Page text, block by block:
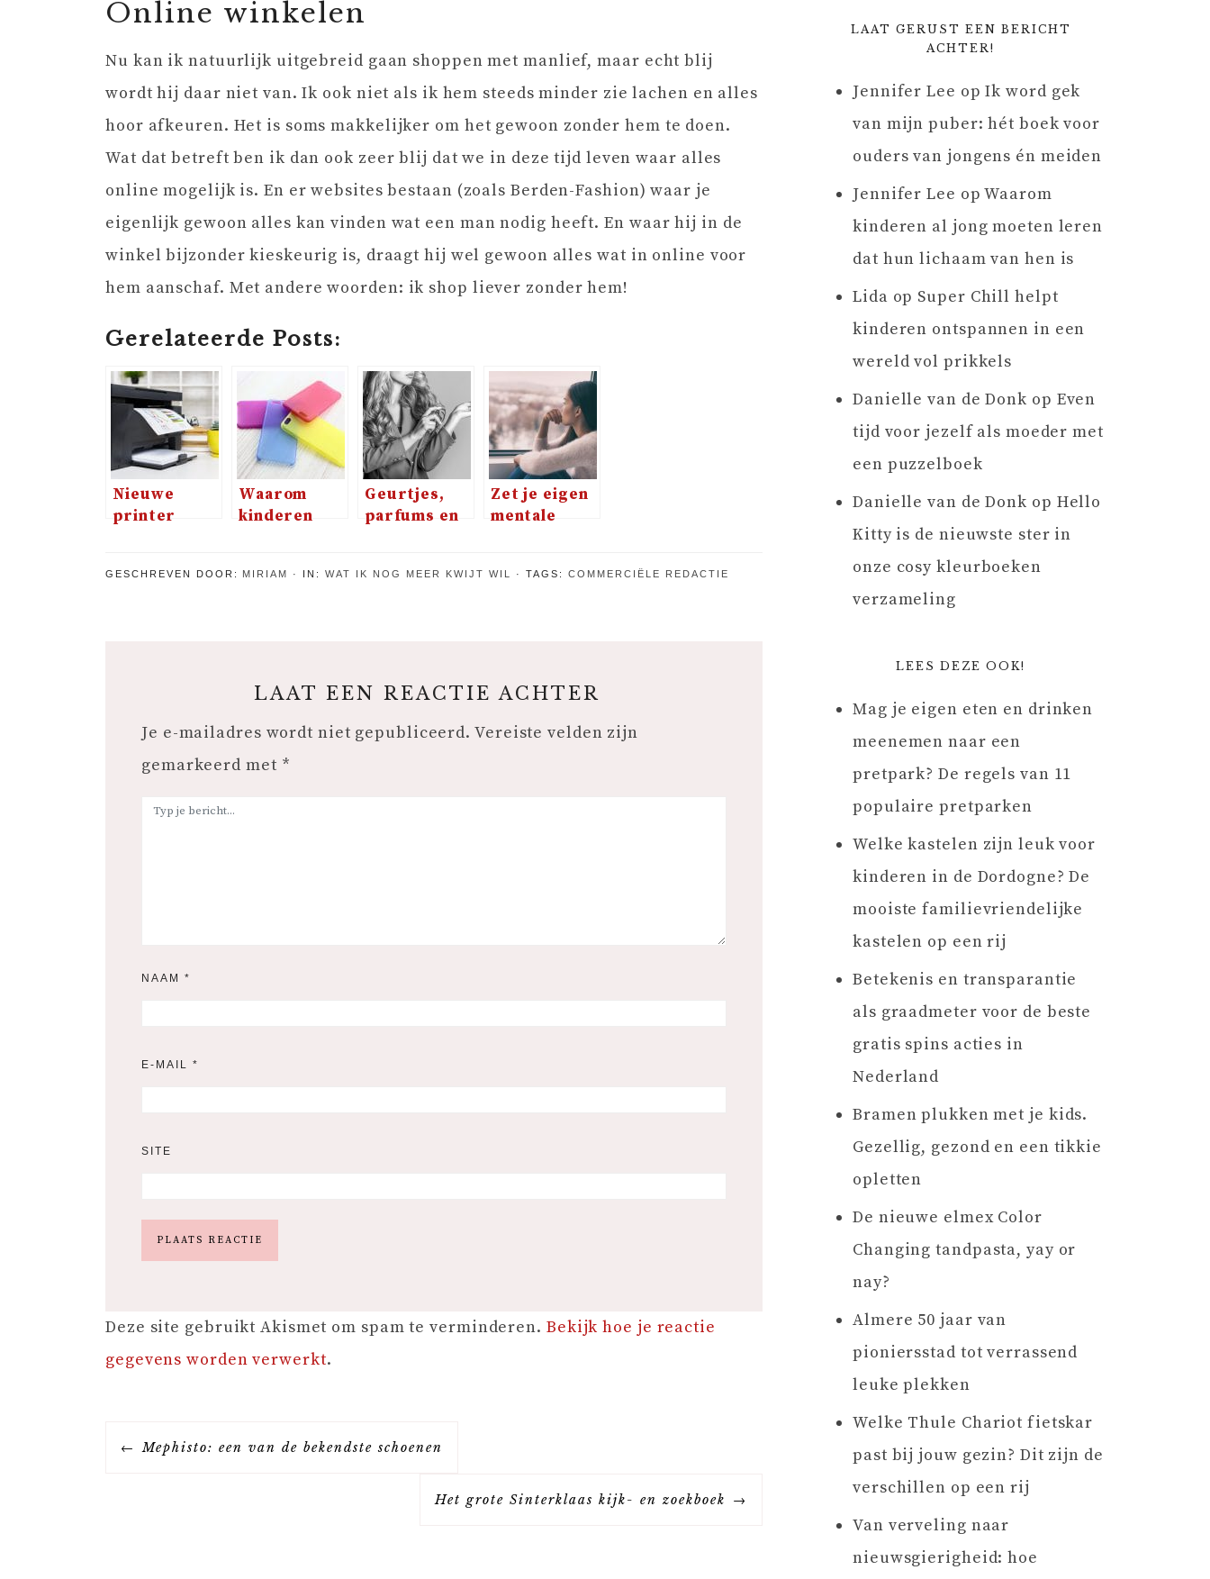
Online winkelen
Nu kan ik natuurlijk uitgebreid gaan shoppen met manlief, maar echt blij
wordt hij daar niet van. Ik ook niet als ik hem steeds minder zie lachen en alles
hoor afkeuren. Het is soms makkelijker om het gewoon zonder hem te doen.
Wat dat betreft ben ik dan ook zeer blij dat we in deze tijd leven waar alles
online mogelijk is. En er websites bestaan (zoals Berden-Fashion) waar je
eigenlijk gewoon alles kan vinden wat een man nodig heeft. En waar hij in de
winkel bijzonder kieskeurig is, draagt hij wel gewoon alles wat in online voor
hem aanschaf. Met andere woorden: ik shop liever zonder hem!
Gerelateerde Posts:
Nieuwe
printer
moet je op
Waarom
kinderen
telefoon
Geurtjes,
parfums en
voor?
Zet je eigen
mentale
plek
GESCHREVEN DOOR: MIRIAM IN: WAT IK NOG MEER KWIJT WIL TAGS: COMMERCIËLE REDACTIE
LAAT EEN REACTIE ACHTER
Je e-mailadres wordt niet gepubliceerd. Vereiste velden zijn
gemarkeerd met *
NAAM *
E-MAIL *
SITE
Deze site gebruikt Akismet om spam te verminderen. Bekijk hoe je reactie
gegevens worden verwerkt.
B
Mephisto: een van de bekendste schoenen
Het grote Sinterklaas kijk- en zoekboek
LAAT GERUST EEN BERICHT
ACHTER!
Jennifer Lee opIk word gek
van mijn puber: hét boek voor
ouders van jongens én meiden
Jennifer Lee opWaarom
kinderen al jong moeten leren
dat hun lichaam van hen is
Lida op Super Chill helpt
kinderen ontspannen in een
wereld vol prikkels
Danielle van de Donk op Even
tijd voor jezelf als moeder met
een puzzelboek
Danielle van de Donk op Hello
Kitty is de nieuwste ster in
onze cosy kleurboeken
verzameling
LEES DEZE OOK!
Mag je eigen eten en drinken
meenemen naar een
pretpark? De regels van 11
populaire pretparken
Welke kastelen zijn leuk voor
kinderen in de Dordogne? De
mooiste familievriendelijke
kastelen op een rij
Betekenis en transparantie
als graadmeter voor de beste
gratis spins acties in
Nederland
Bramen plukken met je kids.
Gezellig, gezond en een tikkie
opletten
De nieuwe elmex Color
Changing tandpasta, yay or
nay?
Almere 50 jaar van
pioniersstad tot verrassend
leuke plekken
Welke Thule Chariot fietskar
past bij jouw gezin? Dit zijn de
verschillen op een rij
Van verveling naar
nieuwsgierigheid: hoe